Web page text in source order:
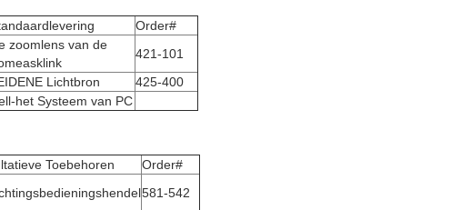
Order#
zoomlens van de
421-101
Lichtbron
425-400
het Systeem van PC
Toebehoren
Order#
581-542